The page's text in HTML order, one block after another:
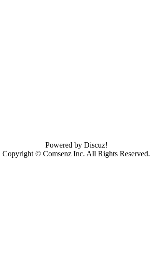
Powered by Discuz!
Copyright © Comsenz Inc. All Rights Reserved.